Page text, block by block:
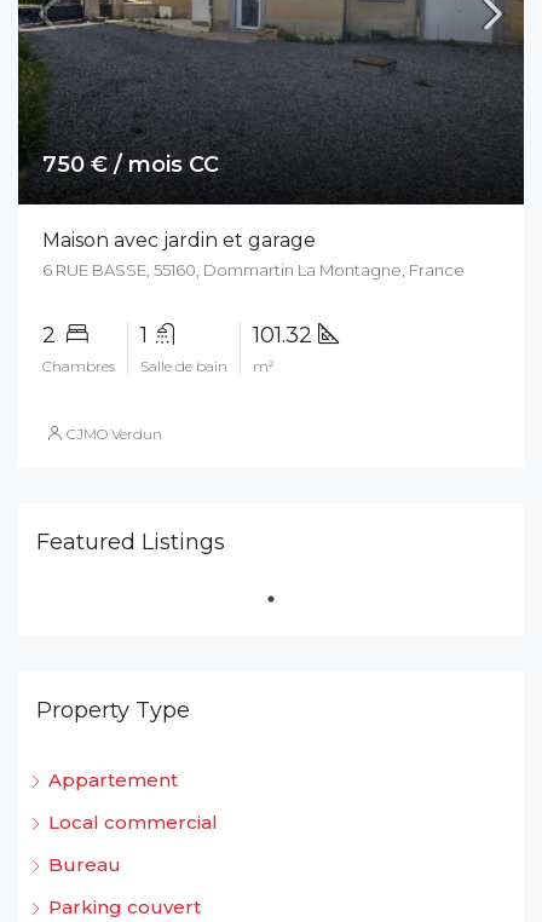
750 € / mois CC
Maison avec jardin et garage
6 RUE BASSE, 55160, Dommartin La Montagne, France
2
Chambres
1
Salle de bain
101.32
m²
CJMO Verdun
Featured Listings
Property Type
Appartement
Local commercial
Bureau
Parking couvert